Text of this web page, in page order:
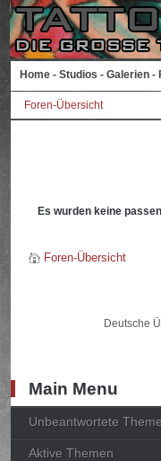
Home - Studios - Galerien -
Foren-Übersicht
Es wurden keine
Foren-Übersicht
Deutsche
Main Menu
Unbeantwortete
Aktive Themen